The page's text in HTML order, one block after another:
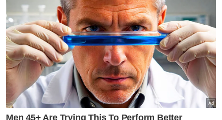
"Tindakan penguatkuasaan juga akan diambil
atas mana-mana pihak yang
menyalahgunakan subsidi RON95," ujarnya.
Artikel Berkaitan:
Kertas cadangan penyasaran subsidi gula sedang
disediakan - Fuziah
Penyasaran subsidi satu lagi cabaran untuk rakyat